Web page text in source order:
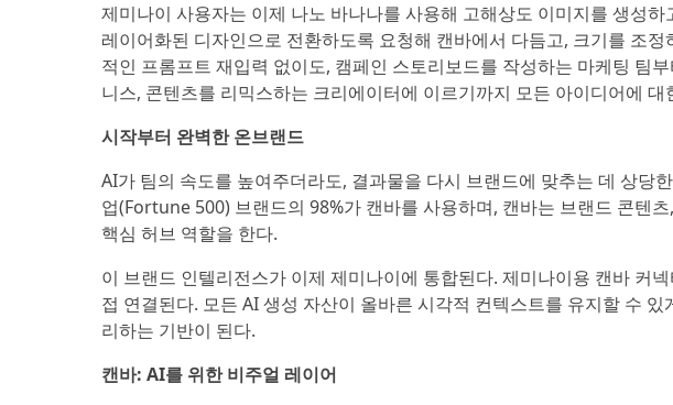
제미나이 사용자는 이제 나노 바나나를 사용해 고해상도 이미지를 생성
레이어화된 디자인으로 전환하도록 요청해 캔바에서 다듬고, 크기를 조
적인 프롬프트 재입력 없이도, 캠페인 스토리보드를 작성하는 마케팅 팀
니스, 콘텐츠를 리믹스하는 크리에이터에 이르기까지 모든 아이디어에
시작부터 완벽한 온브랜드
AI가 팀의 속도를 높여주더라도, 결과물을 다시 브랜드에 맞추는 데 상당
업(Fortune 500) 브랜드의 98%가 캔바를 사용하며, 캔바는 브랜드 콘텐
핵심 허브 역할을 한다.
이 브랜드 인텔리전스가 이제 제미나이에 통합된다. 제미나이용 캔바 커
접 연결된다. 모든 AI 생성 자산이 올바른 시각적 컨텍스트를 유지할 수
리하는 기반이 된다.
캔바: AI를 위한 비주얼 레이어